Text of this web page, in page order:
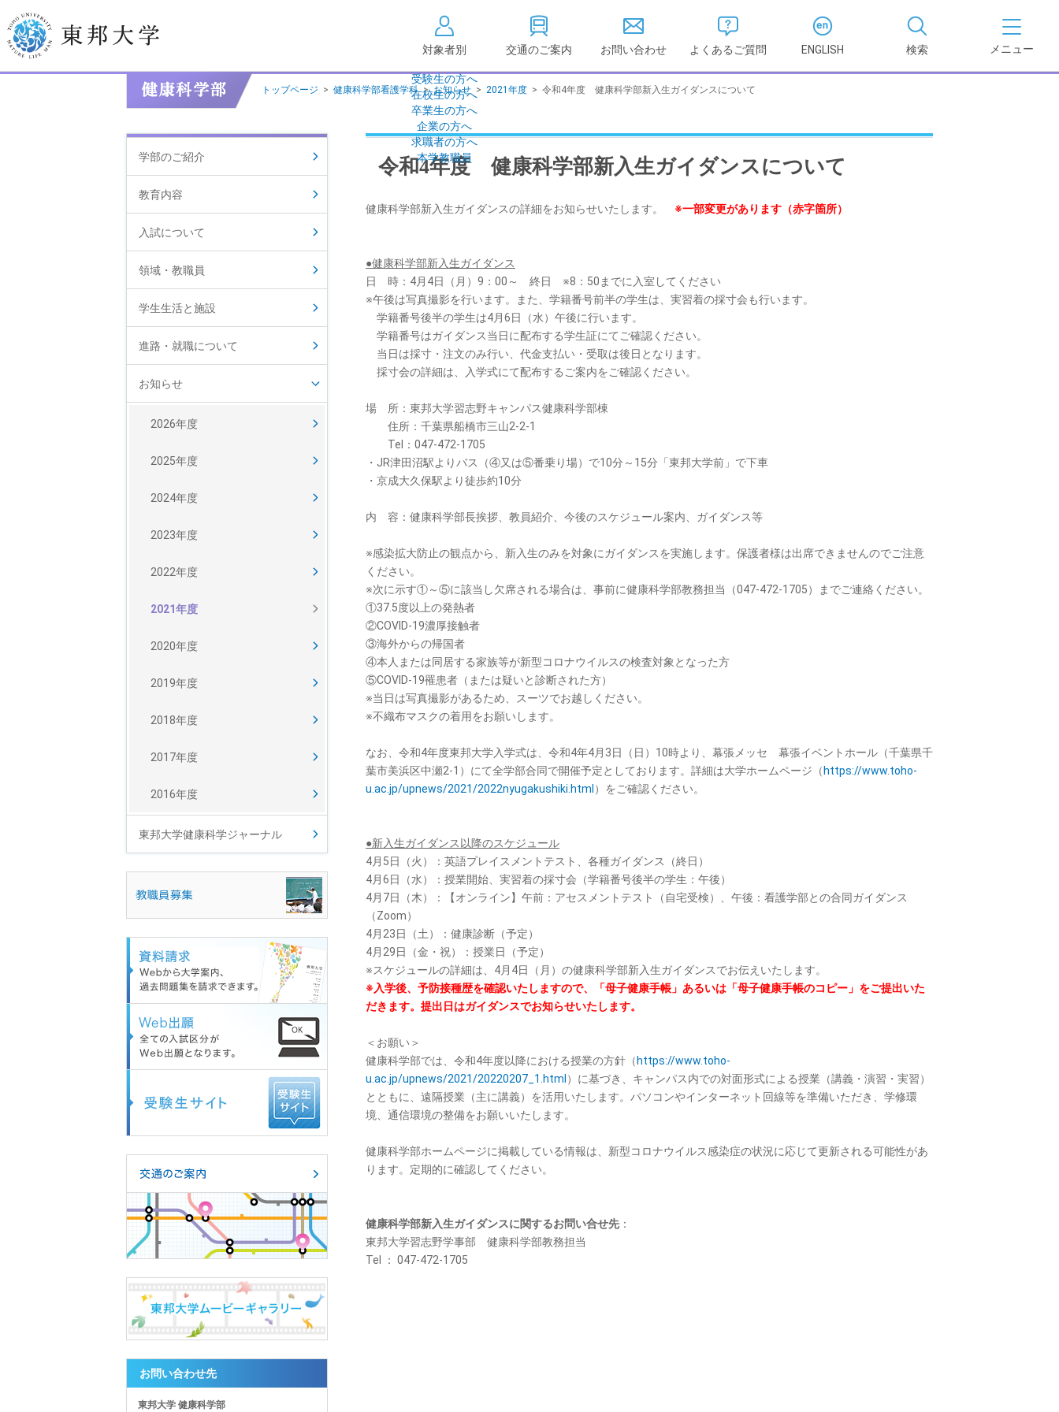
対象者別
受験生の方へ
在校生の方へ
卒業生の方へ
企業の方へ
求職者の方へ
本学教職員
交通のご案内 お問い合わせ よくあるご質問 ENGLISH 検索
学長挨拶
建学の精神/教育の理念
校歌
東邦大学学則・
大学院規程
学生数
学位授与数
大学情報の公開
情報公開
教学に関する情報
点検・評価
社会貢献等
キャンパス敷地建物面
設置計画履行状況報告書
度
個人情報の取り扱い
薬学部
トップページ > 健康科学部看護学科>お知らせ > 2021年度 > 令和4年度 健康科学部新入生ガイダンスについて
令和4年度 健康科学部新入生ガイダンスについて
健康科学部新入生ガイダンスの詳細をお知らせいたします。 ※一部変更があります（赤字箇所）
●健康科学部新入生ガイダンス
日 時：4月4日（月）9：00～ 終日 ※8：50までに入室してください
※午後は写真撮影を行います。また、学籍番号前半の学生は、実習着の採寸会も行います。
学籍番号後半の学生は4月6日（水）午後に行います。
学籍番号はガイダンス当日に配布する学生証にてご確認ください。
当日は採寸・注文のみ行い、代金支払い・受取は後日となります。
採寸会の詳細は、入学式にて配布するご案内をご確認ください。
場 所：東邦大学習志野キャンパス健康科学部棟
住所：千葉県船橋市三山2-2-1
Tel：047-472-1705
・JR津田沼駅よりバス（④又は⑤番乗り場）で10分～15分「東邦大学前」で下車
・京成大久保駅より徒歩約10分
内 容：健康科学部長挨拶、教員紹介、今後のスケジュール案内、ガイダンス等
※感染拡大防止の観点から、新入生のみを対象にガイダンスを実施します。保護者様は出席できませんのでご注意
ください。
※次に示す①～⑤に該当し欠席される場合は、事前に健康科学部教務担当（047-472-1705）までご連絡ください。
①37.5度以上の発熱者
②COVID-19濃厚接触者
③海外からの帰国者
④本人または同居する家族等が新型コロナウイルスの検査対象となった方
⑤COVID-19罹患者（または疑いと診断された方）
※当日は写真撮影があるため、スーツでお越しください。
※不織布マスクの着用をお願いします。
なお、令和4年度東邦大学入学式は、令和4年4月3日（日）10時より、幕張メッセ 幕張イベントホール（千葉県千
葉市美浜区中瀬2-1）にて全学部合同で開催予定としております。詳細は大学ホームページ（ https://www.toho-
u.ac.jp/upnews/2021/2022nyugakushiki.html ）をご確認ください。
●新入生ガイダンス以降のスケジュール
4月5日（火）：英語プレイスメントテスト、各種ガイダンス（終日）
4月6日（水）：授業開始、実習着の採寸会（学籍番号後半の学生：午後）
4月7日（木）：【オンライン】午前：アセスメントテスト（自宅受検）、午後：看護学部との合同ガイダンス
（Zoom）
4月23日（土）：健康診断（予定）
4月29日（金・祝）：授業日（予定）
※スケジュールの詳細は、4月4日（月）の健康科学部新入生ガイダンスでお伝えいたします。
※入学後、予防接種歴を確認いたしますので、「母子健康手帳」あるいは「母子健康手帳のコピー」をご提出いた
だきます。提出日はガイダンスでお知らせいたします。
＜お願い＞
健康科学部では、令和4年度以降における授業の方針（ https://www.toho-
u.ac.jp/upnews/2021/20220207_1.html ）に基づき、キャンパス内での対面形式による授業（講義・演習・実習）
とともに、遠隔授業（主に講義）を活用いたします。パソコンやインターネット回線等を準備いただき、学修環
境、通信環境の整備をお願いいたします。
健康科学部ホームページに掲載している情報は、新型コロナウイルス感染症の状況に応じて更新される可能性があ
ります。定期的に確認してください。
健康科学部新入生ガイダンスに関するお問い合せ先 ：
東邦大学習志野学事部 健康科学部教務担当
Tel ： 047-472-1705
学部のご紹介
教育内容
入試について
領域・教職員
学生生活と施設
進路・就職について
お知らせ
2026年度
2025年度
2024年度
2023年度
2022年度
2021年度
2020年度
2019年度
2018年度
2017年度
2016年度
東邦大学健康科学ジャーナル
お問い合わせ先
東邦大学 健康科学部